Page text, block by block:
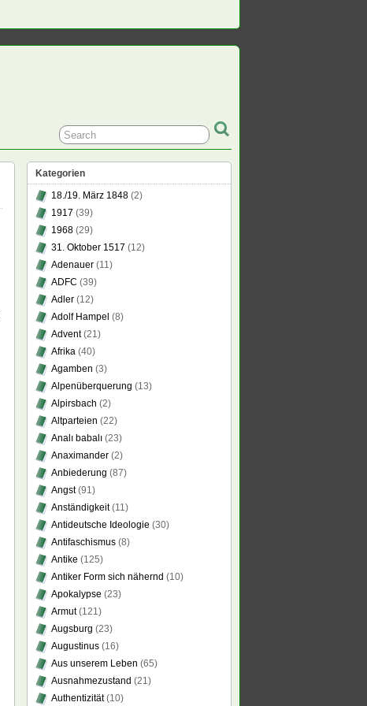
Kategorien
18./19. März 1848 (2)
1917 (39)
1968 (29)
31. Oktober 1517 (12)
Adenauer (11)
ADFC (39)
Adler (12)
Adolf Hampel (8)
Advent(21)
Afrika (40)
Agamben (3)
Alpenüberquerung (13)
Alpirsbach (2)
Altparteien (22)
Analı babalı (23)
Anaximander (2)
Anbiederung (87)
Angst(91)
Anständigkeit(11)
Antideutsche Ideologie (30)
Antifaschismus (8)
Antike (125)
Antiker Form sich nähernd (10)
Apokalypse (23)
Armut(121)
Augsburg (23)
Augustinus (16)
Aus unserem Leben (65)
Ausnahmezustand (21)
Authentizität(10)